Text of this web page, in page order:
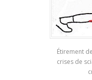
Étirement
crises de